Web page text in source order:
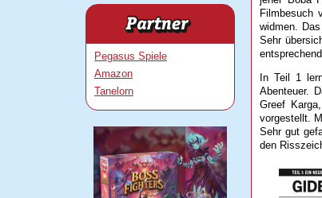
Pegasus Spiele
Amazon
Tanelorn
Filmbesuch
widmen.
Sehr
In Teil 1
Abenteuer.
Greef
vorgestellt.
Sehr gut
den